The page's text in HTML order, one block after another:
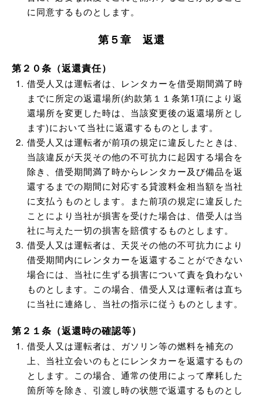
に同意するものとします。
第５章 返還
第２０条（返還責任）
借受人又は運転者は、レンタカーを借受期間満了時
までに所定の返還場所(約款第１１条第1項により返
還場所を変更した時は、当該変更後の返還場所とし
ます)において当社に返還するものとします。
借受人又は運転者が前項の規定に違反したときは、
当該違反が天災その他の不可抗力に起因する場合を
除き、借受期間満了時からレンタカー及び備品を返
還するまでの期間に対応する貸渡料金相当額を当社
に支払うものとします。また前項の規定に違反した
ことにより当社が損害を受けた場合は、借受人は当
社に与えた一切の損害を賠償するものとします。
借受人又は運転者は、天災その他の不可抗力により
借受期間内にレンタカーを返還することができない
場合には、当社に生ずる損害について責を負わない
ものとします。この場合、借受人又は運転者は直ち
に当社に連絡し、当社の指示に従うものとします。
第２１条（返還時の確認等）
借受人又は運転者は、ガソリン等の燃料を補充の
上、当社立会いのもとにレンタカーを返還するもの
とします。この場合、通常の使用によって摩耗した
箇所等を除き、引渡し時の状態で返還するものとし